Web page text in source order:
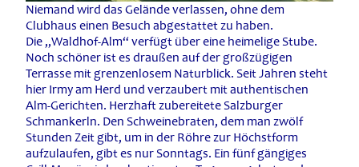
Niemand wird das Gelände verlassen, ohne dem
Clubhaus einen Besuch abgestattet zu haben.
Die „Waldhof-Alm“ verfügt über eine heimelige Stube.
Noch schöner ist es draußen auf der großzügigen
Terrasse mit grenzenlosem Naturblick. Seit Jahren steht
hier Irmy am Herd und verzaubert mit authentischen
Alm-Gerichten. Herzhaft zubereitete Salzburger
Schmankerln. Den Schweinebraten, dem man zwölf
Stunden Zeit gibt, um in der Röhre zur Höchstform
aufzulaufen, gibt es nur Sonntags. Ein fünf gängiges